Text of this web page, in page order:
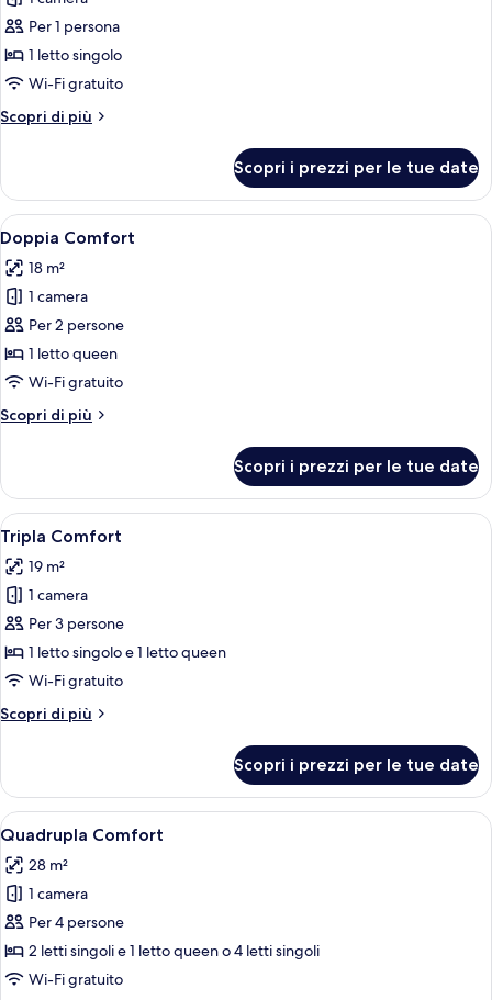
per
Singola
Comfort
Per 1 persona
1 letto singolo
Wi-Fi gratuito
Scopri di più
Altri
Comfort
Scopri i prezzi per le tue date
Apri
tutte
le
foto
per
Doppia
Comfort
Una camera da letto con un letto,
4
Doppia Comfort
18 m²
1 camera
Per 2 persone
1 letto queen
Wi-Fi gratuito
Scopri di più
Altri
Comfort
Scopri i prezzi per le tue date
Apri
tutte
le
foto
per
Tripla
Comfort
Camera d'albergo con due letti,
3
Tripla Comfort
19 m²
1 camera
Per 3 persone
1 letto singolo e 1 letto queen
Wi-Fi gratuito
Scopri di più
Altri
Comfort
Scopri i prezzi per le tue date
Apri
tutte
le
foto
per
Quadrupla
Comfort
Una camera da letto con un letto,
6
Quadrupla Comfort
28 m²
1 camera
Per 4 persone
2 letti singoli e 1 letto queen o 4 letti singoli
Wi-Fi gratuito